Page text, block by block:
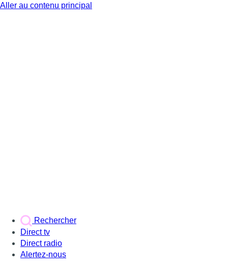
Aller au contenu principal
Rechercher
Direct tv
Direct radio
Alertez-nous